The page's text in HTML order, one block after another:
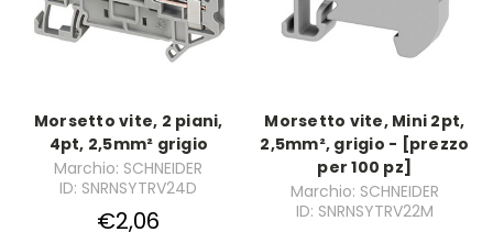
Morsetto vite, 2 piani,
4pt, 2,5mm² grigio
Marchio: SCHNEIDER
ID: SNRNSYTRV24D
€2,06
Morsetto vite, Mini 2pt,
2,5mm², grigio - [prezzo
per 100 pz]
Marchio: SCHNEIDER
ID: SNRNSYTRV22M